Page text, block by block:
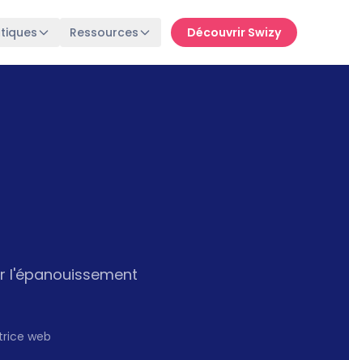
Ressources Découvrir Swizy
l'épanouissement
web